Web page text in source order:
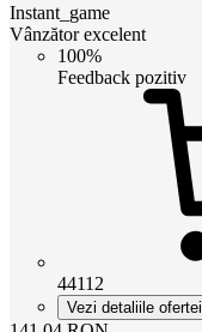
Instant_game
Vânzător excelent
100%
Feedback pozitiv
44112
Vezi detaliile ofertei